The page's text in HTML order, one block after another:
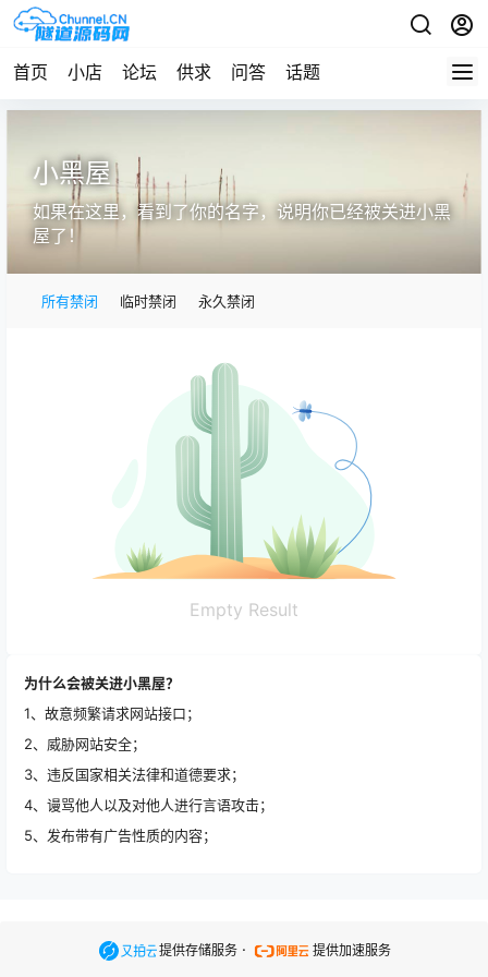
首页 小店 论坛 供求 问答 话题
小黑屋
如果在这里，看到了你的名字，说明你已经被关进小黑
屋了！
所有禁闭 临时禁闭 永久禁闭
Empty Result
为什么会被关进小黑屋？
1、故意频繁请求网站接口；
2、威胁网站安全；
3、违反国家相关法律和道德要求；
4、谩骂他人以及对他人进行言语攻击；
5、发布带有广告性质的内容；
提供存储服务 . 提供加速服务